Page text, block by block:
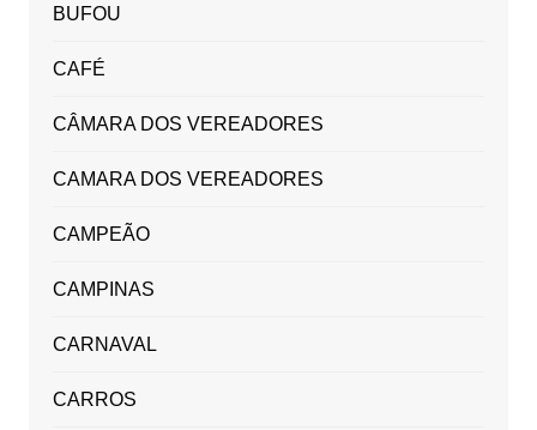
BUFOU
CAFÉ
CÂMARA DOS VEREADORES
CAMARA DOS VEREADORES
CAMPEÃO
CAMPINAS
CARNAVAL
CARROS